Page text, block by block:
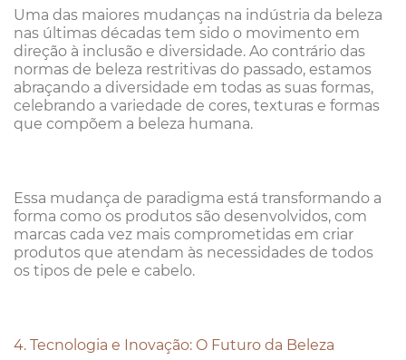
Uma das maiores mudanças na indústria da beleza
nas últimas décadas tem sido o movimento em
direção à inclusão e diversidade. Ao contrário das
normas de beleza restritivas do passado, estamos
abraçando a diversidade em todas as suas formas,
celebrando a variedade de cores, texturas e formas
que compõem a beleza humana.
Essa mudança de paradigma está transformando a
forma como os produtos são desenvolvidos, com
marcas cada vez mais comprometidas em criar
produtos que atendam às necessidades de todos
os tipos de pele e cabelo.
4. Tecnologia e Inovação: O Futuro da Beleza